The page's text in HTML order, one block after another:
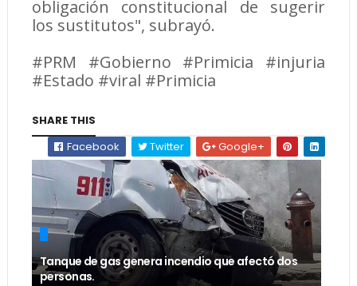
obligación constitucional de sugerir
los sustitutos", subrayó.
#PRM #Gobierno #Primicia #injuria
#Estado #viral #Primicia
SHARE THIS
Facebook
Twitter Google+
Tanque de gas genera incendio que afectó dos
personas.